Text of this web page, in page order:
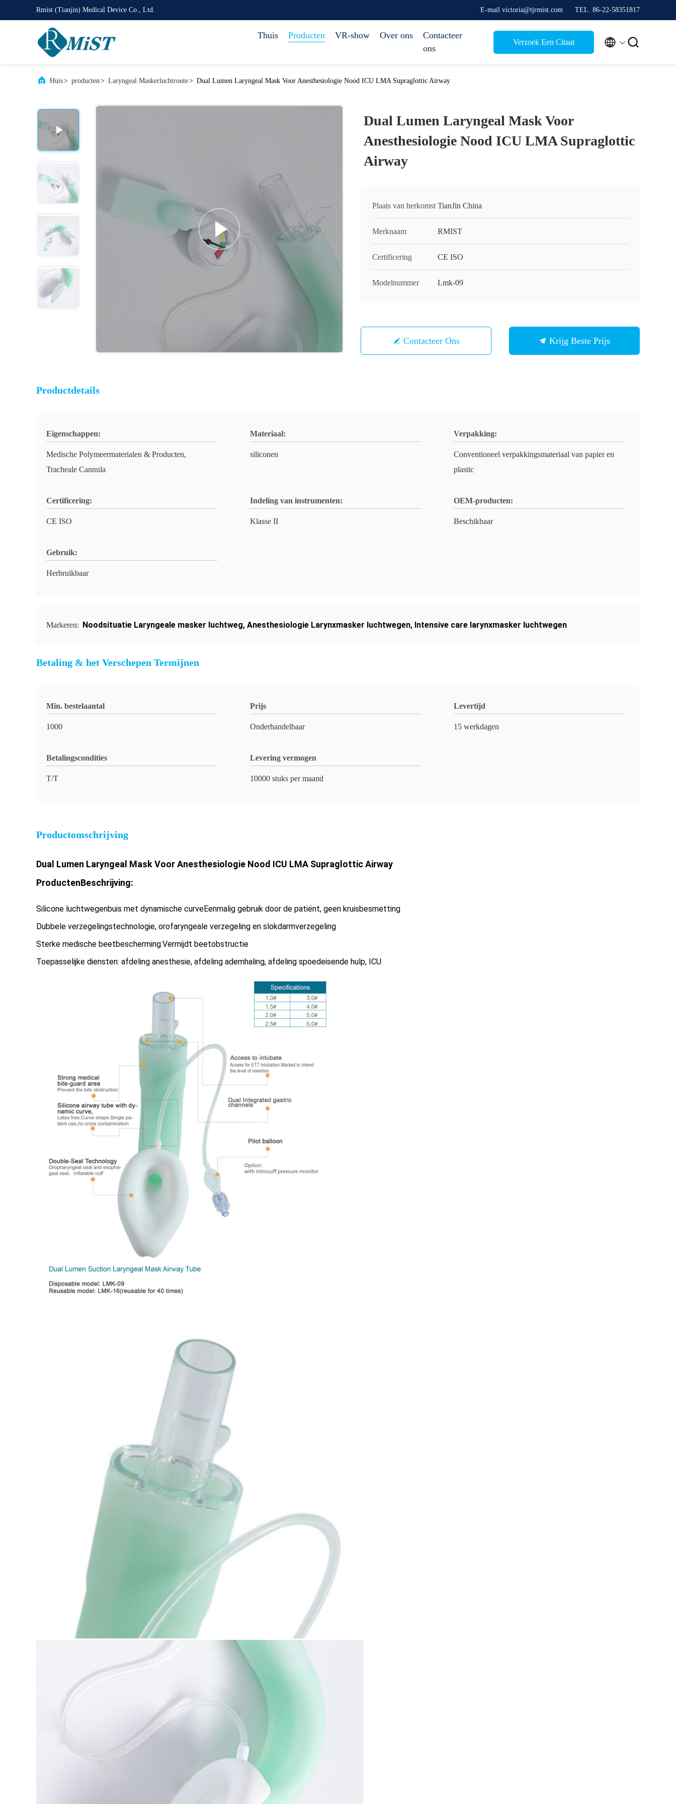
Rmist (Tianjin) Medical Device Co., Ltd. E-mail victoria@tjrmist.com TEL. 86-22-58351817
Thuis Producten VR-show Over ons
Contacteer
ons
Verzoek Een Citaat  
Huis> producten> Laryngeal Maskerluchtroute> Dual Lumen Laryngeal Mask Voor Anesthesiologie Nood ICU LMA Supraglottic Airway
Dual Lumen Laryngeal Mask Voor
Anesthesiologie Nood ICU LMA Supraglottic
Airway
Plaats van herkomst TianJin China
Merknaam RMIST
Certificering CE ISO
Modelnummer Lmk-09
Contacteer Ons Krijg Beste Prijs
Productdetails
Eigenschappen:
Medische Polymeermaterialen & Producten,
Tracheale Cannula
Materiaal:
siliconen
Verpakking:
Conventioneel verpakkingsmateriaal van papier en
plastic
Certificering:
CE ISO
Indeling van instrumenten:
Klasse II
OEM-producten:
Beschikbaar
Gebruik:
Herbruikbaar
Markeren: Noodsituatie Laryngeale masker luchtweg, Anesthesiologie Larynxmasker luchtwegen, Intensive care larynxmasker luchtwegen
Betaling & het Verschepen Termijnen
Min. bestelaantal
1000
Prijs
Onderhandelbaar
Levertijd
15 werkdagen
Betalingscondities
T/T
Levering vermogen
10000 stuks per maand
Productomschrijving
Dual Lumen Laryngeal Mask Voor Anesthesiologie Nood ICU LMA Supraglottic Airway
ProductenBeschrijving:
Silicone luchtwegenbuis met dynamische curveEenmalig gebruik door de patiënt, geen kruisbesmetting
Dubbele verzegelingstechnologie, orofaryngeale verzegeling en slokdarmverzegeling
Sterke medische beetbescherming:Vermijdt beetobstructie
Toepasselijke diensten: afdeling anesthesie, afdeling ademhaling, afdeling spoedeisende hulp, ICU.